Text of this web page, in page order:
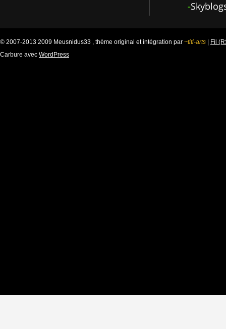
-
© 2007-2013 2009 Meusnidus33 , thème original et intégration par ~titi-arts | Fil
Carbure avec WordPress